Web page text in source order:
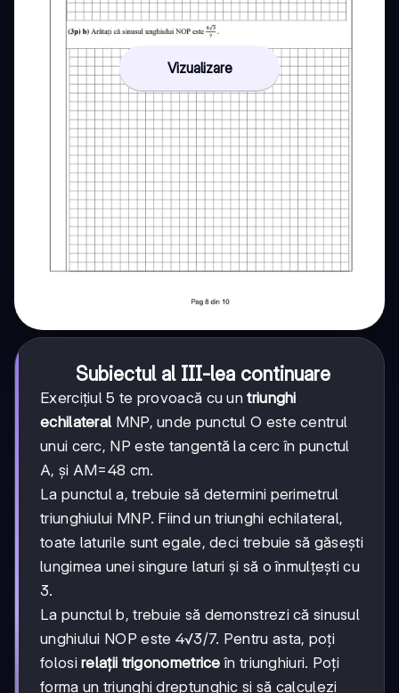
Vizualizare
Subiectul al III-lea continuare
Exercițiul 5 te provoacă cu untriunghi
echilateral MNP, unde punctul O este centrul
unui cerc, NP este tangentă la cerc în punctul
A, și AM=48 cm.
La punctul a, trebuie să determini perimetrul
triunghiului MNP. Fiind un triunghi echilateral,
toate laturile sunt egale, deci trebuie să găsești
lungimea unei singure laturi și să o înmulțești cu
3.
La punctul b, trebuie să demonstrezi că sinusul
unghiului NOP este 4√3/7. Pentru asta, poți
folosirelații trigonometrice în triunghiuri. Poți
forma un triunghi dreptunghic și să calculezi